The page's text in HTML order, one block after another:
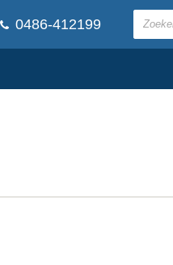
0486-412199